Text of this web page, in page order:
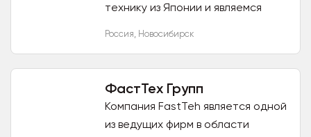
технику из Японии и являемся
всех японских аукционах. В
Россия, Новосибирск
ФастТех Групп
Компания FastTeh является одной
из ведущих фирм в области